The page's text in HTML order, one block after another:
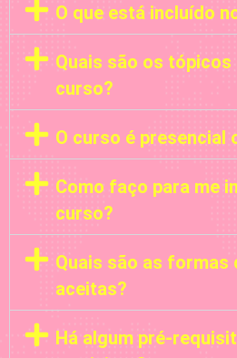
O que está incluído
Quais são os
curso?
O curso é presencial
Como faço para me
curso?
Quais são as formas
aceitas?
Há algum pré-